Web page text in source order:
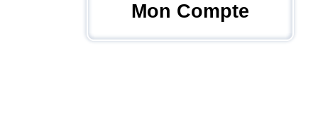
Mon Compte